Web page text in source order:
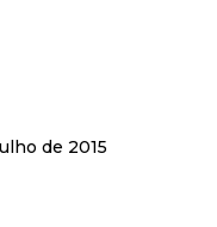
de 2015